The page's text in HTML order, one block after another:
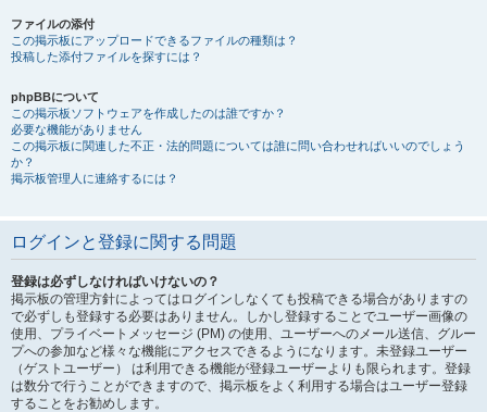
ファイルの添付
この掲示板にアップロードできるファイルの種類は？
投稿した添付ファイルを探すには？
phpBBについて
この掲示板ソフトウェアを作成したのは誰ですか？
必要な機能がありません
この掲示板に関連した不正・法的問題については誰に問い合わせればいいのでしょう
か？
掲示板管理人に連絡するには？
ログインと登録に関する問題
登録は必ずしなければいけないの？
掲示板の管理方針によってはログインしなくても投稿できる場合がありますの
で必ずしも登録する必要はありません。しかし登録することでユーザー画像の
使用、プライベートメッセージ (PM) の使用、ユーザーへのメール送信、グルー
プへの参加など様々な機能にアクセスできるようになります。未登録ユーザー
（ゲストユーザー） は利用できる機能が登録ユーザーよりも限られます。登録
は数分で行うことができますので、掲示板をよく利用する場合はユーザー登録
することをお勧めします。